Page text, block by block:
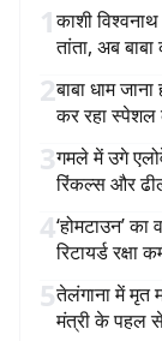
1काशी
तांता, अब
2बाबा धाम
कर रहा स्पेशल
3गमले में उगे
रिंकल्स और
4‘होमटाउन’
रिटायर्ड रक्षा
5तेलंगाना में मृत
मंत्री के पहल से